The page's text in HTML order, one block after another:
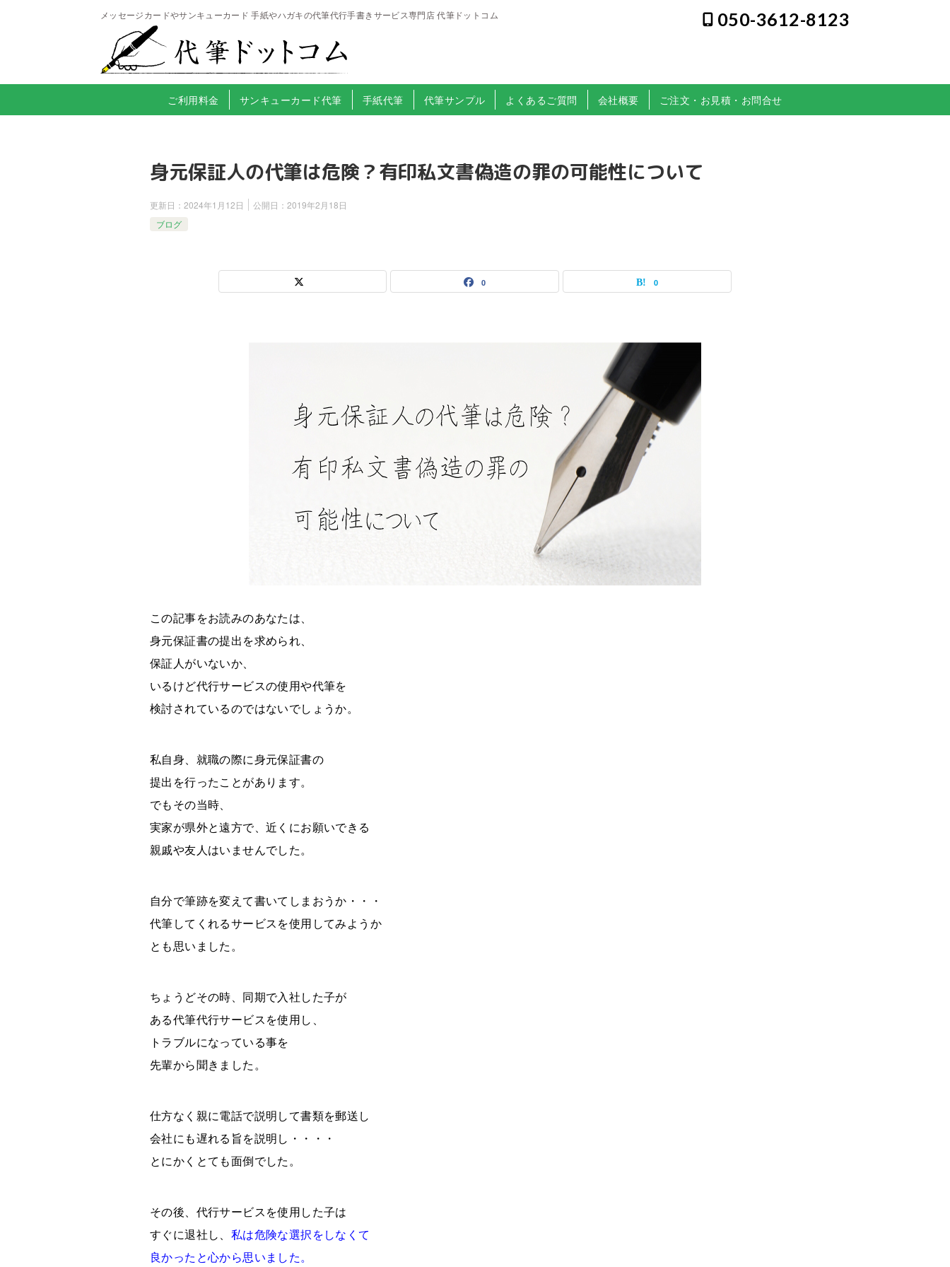
メッセージカードやサンキューカード 手紙やハガキの代筆代行手書きサービス専門店 代筆ドットコム 050-3612-8123
ご利用料金 サンキューカード代筆 手紙代筆 代筆サンプル よくあるご質問 会社概要 ご注文・お見積・お問合せ
身元保証人の代筆は危険？有印私文書偽造の罪の可能性について
更新日： 2024年1月12日 公開日： 2019年2月18日
ブログ
0 0
この記事をお読みのあなたは、
身元保証書の提出を求められ、
保証人がいないか、
いるけど代行サービスの使用や代筆を
検討されているのではないでしょうか。
私自身、就職の際に身元保証書の
提出を行ったことがあります。
でもその当時、
実家が県外と遠方で、近くにお願いできる
親戚や友人はいませんでした。
自分で筆跡を変えて書いてしまおうか・・・
代筆してくれるサービスを使用してみようか
とも思いました。
ちょうどその時、同期で入社した子が
ある代筆代行サービスを使用し、
トラブルになっている事を
先輩から聞きました。
仕方なく親に電話で説明して書類を郵送し
会社にも遅れる旨を説明し・・・・
とにかくとても面倒でした。
その後、代行サービスを使用した子は
すぐに退社し、 私は危険な選択をしなくて
良かったと心から思いました。